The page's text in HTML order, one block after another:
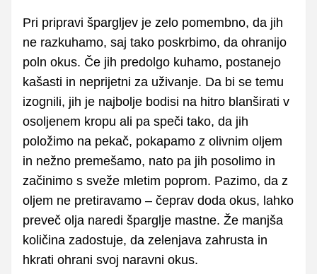
Pri pripravi špargljev je zelo pomembno, da jih
ne razkuhamo, saj tako poskrbimo, da ohranijo
poln okus. Če jih predolgo kuhamo, postanejo
kašasti in neprijetni za uživanje. Da bi se temu
izognili, jih je najbolje bodisi na hitro blanširati v
osoljenem kropu ali pa speči tako, da jih
položimo na pekač, pokapamo z olivnim oljem
in nežno premešamo, nato pa jih posolimo in
začinimo s sveže mletim poprom. Pazimo, da z
oljem ne pretiravamo – čeprav doda okus, lahko
preveč olja naredi šparglje mastne. Že manjša
količina zadostuje, da zelenjava zahrusta in
hkrati ohrani svoj naravni okus.